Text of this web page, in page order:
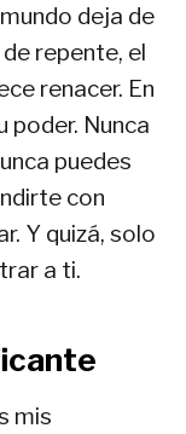
deja de
repente, el
renacer. En
poder. Nunca
puedes
con
Y quizá, solo
a ti.
mis